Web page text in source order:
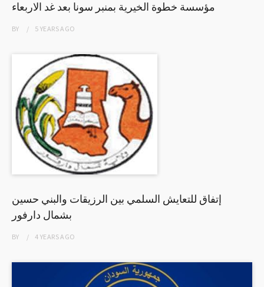
مؤسسة خطوة الخيرية بمنبر سونا بعد غد الاربعاء
BY 5 YEARSAGO
إتفاق للتعايش السلمي بين الرزيقات والبني حسين
بشمال دارفور
BY 4 YEARSAGO